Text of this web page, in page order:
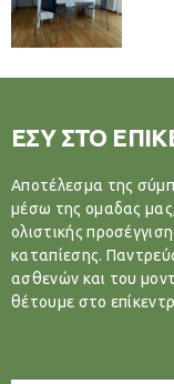
ΕΣΥ ΣΤΟ
Αποτέλεσμα της
μέσω της ομαδας μας,
ολιστικής
καταπίεσης.
ασθενών και του
θέτουμε στο